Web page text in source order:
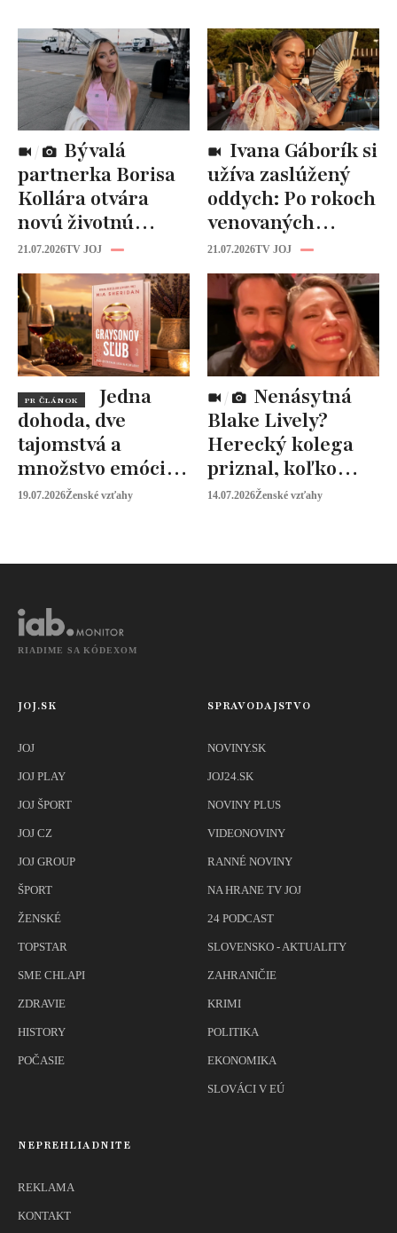
partnerka Borisa
Kollára otvára
novú životnú
kapitolu: Laura
Vizváryová ide
pomáhať ženám
21.07.2026TV JOJ
užíva zaslúžený
oddych: Po rokoch
venovaných
rodine prišiel čas
na seba
21.07.2026TV JOJ
PR ČLÁNOK
dohoda, dve
tajomstvá a
množstvo emócií.
Mia Sheridan a
19.07.2026Ženské vzťahy
Blake Lively?
Herecký kolega
priznal, koľko
peňazí od neho
14.07.2026Ženské vzťahy
RIADIME SA KÓDEXOM
JOJ.SK
JOJ
JOJ PLAY
JOJ ŠPORT
JOJ CZ
JOJ GROUP
ŠPORT
ŽENSKÉ
TOPSTAR
SME CHLAPI
ZDRAVIE
HISTORY
POČASIE
SPRAVODAJSTVO
NOVINY.SK
JOJ24.SK
NOVINY PLUS
VIDEONOVINY
RANNÉ NOVINY
NA HRANE TV JOJ
24 PODCAST
SLOVENSKO - AKTUALITY
ZAHRANIČIE
KRIMI
POLITIKA
EKONOMIKA
SLOVÁCI V EÚ
NEPREHLIADNITE
REKLAMA
KONTAKT